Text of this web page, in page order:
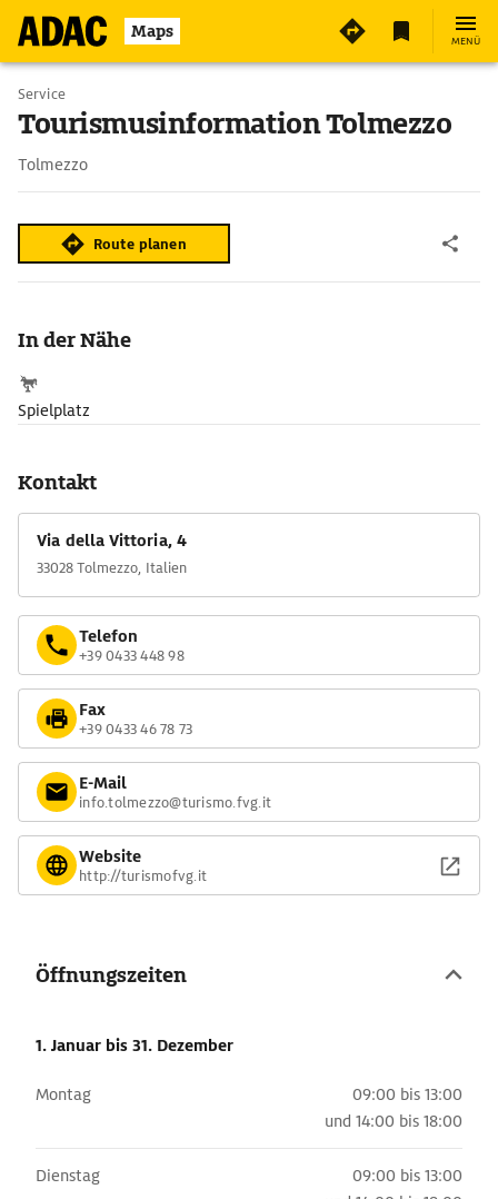
Maps MENÜ
Service
Tourismusinformation Tolmezzo
Tolmezzo
Route planen
In der Nähe
Spielplatz
Kontakt
Via della Vittoria, 4
33028 Tolmezzo, Italien
Telefon
+39 0433 448 98
Fax
+39 0433 46 78 73
E-Mail
info.tolmezzo@turismo.fvg.it
Website
http://turismofvg.it
Öffnungszeiten
1. Januar bis 31. Dezember
Montag
09:00 bis 13:00
und 14:00 bis 18:00
Dienstag
09:00 bis 13:00